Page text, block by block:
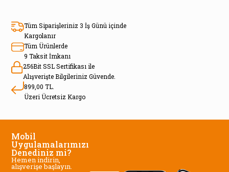
Tüm Siparişleriniz 3 İş Günü içinde
Kargolanır
Tüm Ürünlerde
9 Taksit İmkanı
256Bit SSL Sertifikası ile
Alışverişte Bilgileriniz Güvende.
899,00 TL.
Üzeri Ücretsiz Kargo
Mobil
Uygulamalarımızı
Denediniz mi?
Hemen indirin,
alışverişe başlayın.